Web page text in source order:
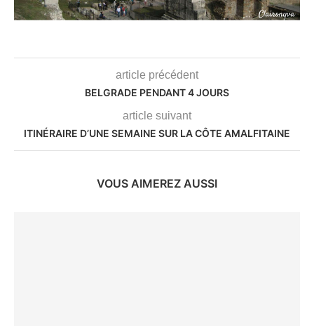
article précédent
BELGRADE PENDANT 4 JOURS
article suivant
ITINÉRAIRE D’UNE SEMAINE SUR LA CÔTE AMALFITAINE
VOUS AIMEREZ AUSSI